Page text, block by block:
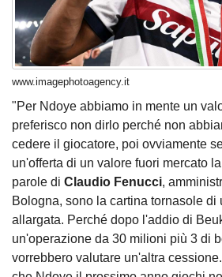
www.imagephotoagency.it
"Per Ndoye abbiamo in mente un
preferisco non dirlo perché non
cedere il giocatore, poi ovviamente
un'offerta di un valore fuori mercato
parole di Claudio Fenucci,
Bologna, sono la cartina tornasole di
allargata. Perché dopo l'addio di
un'operazione da 30 milioni più 3 di
vorrebbero valutare un'altra